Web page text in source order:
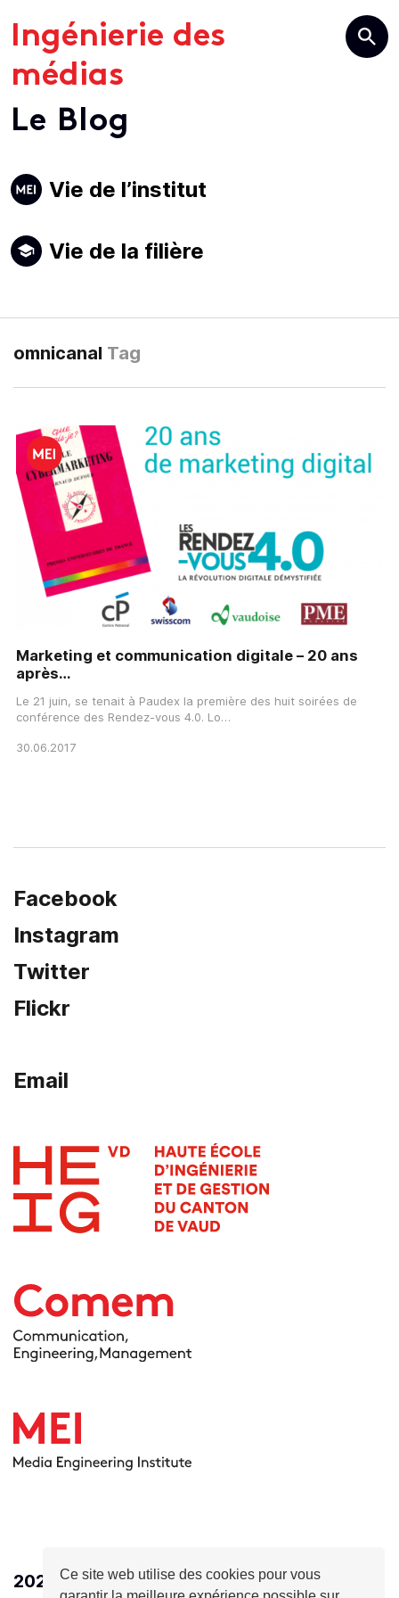
Ce site web utilise des cookies pour vous
Ingénierie des
médias
Le Blog
Navigation
Vie de l’institut
Vie de la filière
omnicanal Tag
Marketing et communication digitale – 20 ans
après…
Le 21 juin, se tenait à Paudex la première des huit soirées de
conférence des Rendez-vous 4.0. Lo…
30.06.2017
Facebook
Instagram
Twitter
Flickr
Email
2026 - HEIG-VD - Ingénierie des médias